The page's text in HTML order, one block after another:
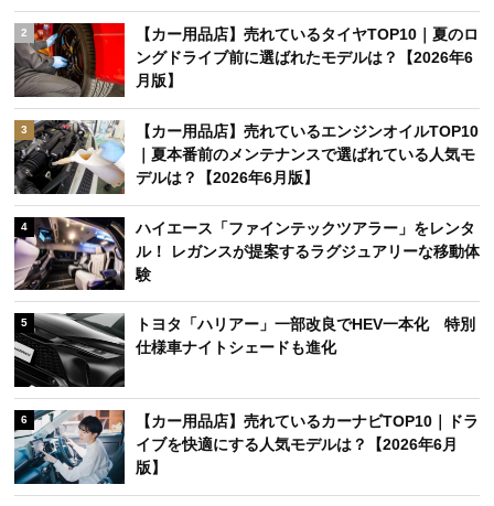
2
【カー用品店】売れているタイヤTOP10｜夏のロ
ングドライブ前に選ばれたモデルは？【2026年6
月版】
3
【カー用品店】売れているエンジンオイルTOP10
｜夏本番前のメンテナンスで選ばれている人気モ
デルは？【2026年6月版】
4
ハイエース「ファインテックツアラー」をレンタ
ル！ レガンスが提案するラグジュアリーな移動体
験
5
トヨタ「ハリアー」一部改良でHEV一本化 特別
仕様車ナイトシェードも進化
6
【カー用品店】売れているカーナビTOP10｜ドラ
イブを快適にする人気モデルは？【2026年6月
版】